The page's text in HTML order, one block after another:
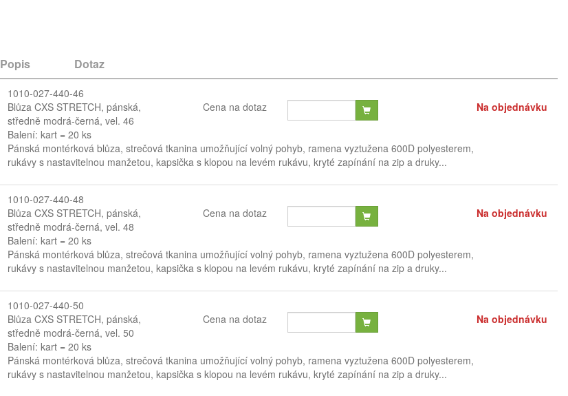
Popis Dotaz
1010-027-440-46
Blůza CXS STRETCH, pánská,
středně modrá-černá, vel. 46
Balení: kart = 20 ks
Cena na dotaz Na objednávku
Pánská montérková blůza, strečová tkanina umožňující volný pohyb, ramena vyztužena 600D polyesterem,
rukávy s nastavitelnou manžetou, kapsička s klopou na levém rukávu, kryté zapínání na zip a druky...
1010-027-440-48
Blůza CXS STRETCH, pánská,
středně modrá-černá, vel. 48
Balení: kart = 20 ks
Cena na dotaz Na objednávku
Pánská montérková blůza, strečová tkanina umožňující volný pohyb, ramena vyztužena 600D polyesterem,
rukávy s nastavitelnou manžetou, kapsička s klopou na levém rukávu, kryté zapínání na zip a druky...
1010-027-440-50
Blůza CXS STRETCH, pánská,
středně modrá-černá, vel. 50
Balení: kart = 20 ks
Cena na dotaz Na objednávku
Pánská montérková blůza, strečová tkanina umožňující volný pohyb, ramena vyztužena 600D polyesterem,
rukávy s nastavitelnou manžetou, kapsička s klopou na levém rukávu, kryté zapínání na zip a druky...